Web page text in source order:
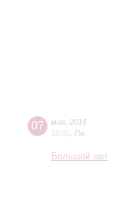
07 мая 2018
18:00 Пн
Большой зал